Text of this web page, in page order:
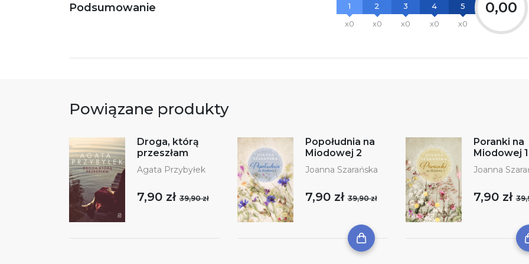
Podsumowanie
1
x0
2
x0
3
x0
4
x0
5
x0
0,00
Powiązane produkty
Droga, którą
przeszłam
Agata Przybyłek
7,90 zł39,90 zł
Popołudnia na
Miodowej 2
Joanna Szarańska
7,90 zł39,90 zł
Poranki na
Miodowej 1
Joanna
7,90 zł